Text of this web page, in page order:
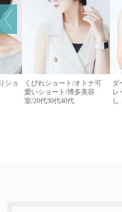
ショ
くびれショート/オトナ可
愛いショート/博多美容
室/20代30代40代
ダ
レ
し